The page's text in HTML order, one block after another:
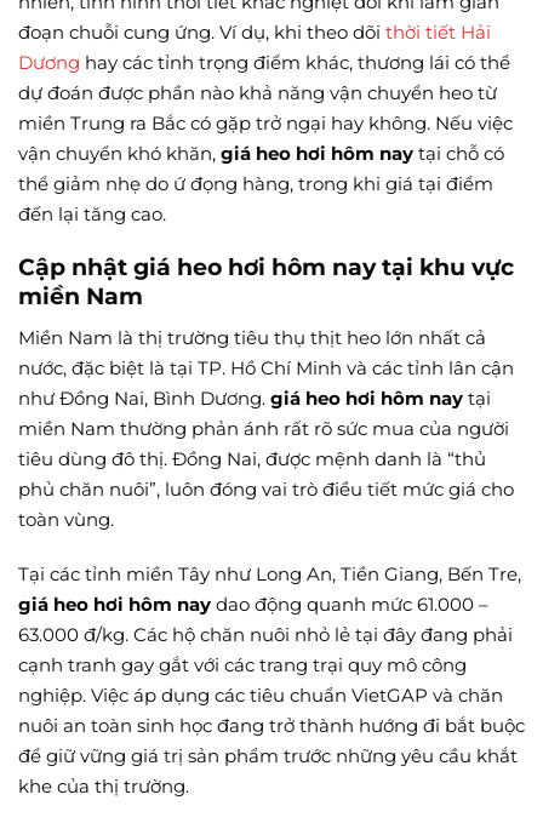
đoạn chuỗi cung ứng. Ví dụ, khi theo dõi thời tiết Hải
Dương hay các tỉnh trọng điểm khác, thương lái có thể
dự đoán được phần nào khả năng vận chuyển heo từ
miền Trung ra Bắc có gặp trở ngại hay không. Nếu việc
vận chuyển khó khăn, giá heo hơi hôm nay tại chỗ có
thể giảm nhẹ do ứ đọng hàng, trong khi giá tại điểm
đến lại tăng cao.
Cập nhật giá heo hơi hôm nay tại khu vực
miền Nam
Miền Nam là thị trường tiêu thụ thịt heo lớn nhất cả
nước, đặc biệt là tại TP. Hồ Chí Minh và các tỉnh lân cận
như Đồng Nai, Bình Dương. giá heo hơi hôm nay tại
miền Nam thường phản ánh rất rõ sức mua của người
tiêu dùng đô thị. Đồng Nai, được mệnh danh là “thủ
phủ chăn nuôi”, luôn đóng vai trò điều tiết mức giá cho
toàn vùng.
Tại các tỉnh miền Tây như Long An, Tiền Giang, Bến Tre,
giá heo hơi hôm nay dao động quanh mức 61.000 –
63.000 đ/kg. Các hộ chăn nuôi nhỏ lẻ tại đây đang phải
cạnh tranh gay gắt với các trang trại quy mô công
nghiệp. Việc áp dụng các tiêu chuẩn VietGAP và chăn
nuôi an toàn sinh học đang trở thành hướng đi bắt buộc
để giữ vững giá trị sản phẩm trước những yêu cầu khắt
khe của thị trường.